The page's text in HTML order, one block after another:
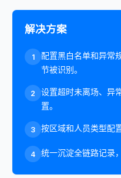
解决方案
1
配置黑白名单和异常
节被识别。
2
设置超时未离场、异
置。
3 按区域和人员类型配
4 统一沉淀全链路记录